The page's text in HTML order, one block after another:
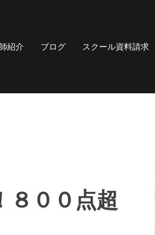
紹介 ブログ スクール資料請求
８００点超